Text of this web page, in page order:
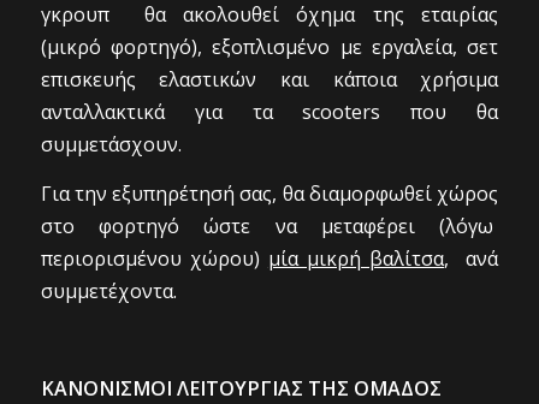
γκρουπ θα ακολουθεί όχημα της εταιρίας
(μικρό φορτηγό), εξοπλισμένο με εργαλεία, σετ
επισκευής ελαστικών και κάποια χρήσιμα
ανταλλακτικά για τα scooters που θα
συμμετάσχουν.
Για την εξυπηρέτησή σας, θα διαμορφωθεί χώρος
στο φορτηγό ώστε να μεταφέρει (λόγω
περιορισμένου χώρου) μία μικρή βαλίτσα, ανά
συμμετέχοντα.
ΚΑΝΟΝΙΣΜΟΙ ΛΕΙΤΟΥΡΓΙΑΣ ΤΗΣ ΟΜΑΔΟΣ